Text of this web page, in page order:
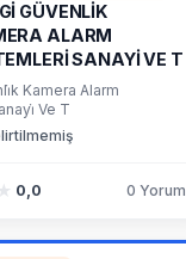
GÜVENLİK
ALARM
SANAYİ VE T
Kamera Alarm
Ve T
0,0 0 Yorum